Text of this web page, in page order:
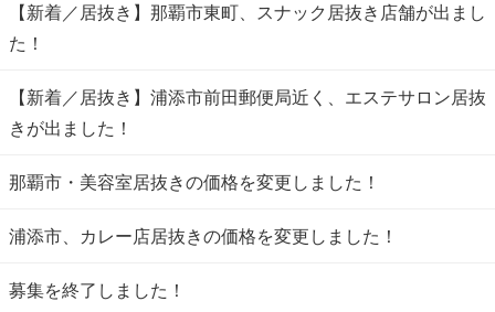
【新着／居抜き】那覇市東町、スナック居抜き店舗が出まし
た！
【新着／居抜き】浦添市前田郵便局近く、エステサロン居抜
きが出ました！
那覇市・美容室居抜きの価格を変更しました！
浦添市、カレー店居抜きの価格を変更しました！
募集を終了しました！